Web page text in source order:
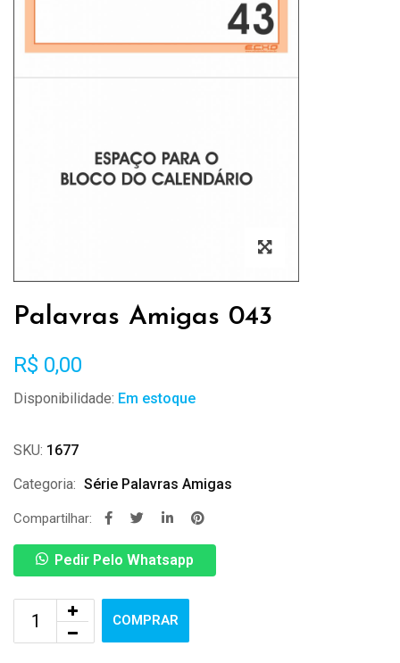
Palavras Amigas 043
R$ 0,00
Disponibilidade: Em estoque
SKU: 1677
Categoria: Série Palavras Amigas
Compartilhar:
Pedir Pelo Whatsapp
COMPRAR